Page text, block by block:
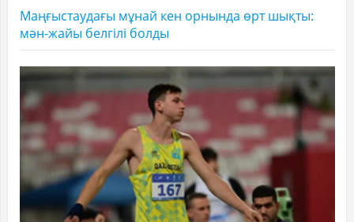
Маңғыстаудағы мұнай кен орнында өрт шықты:
мән-жайы белгілі болды